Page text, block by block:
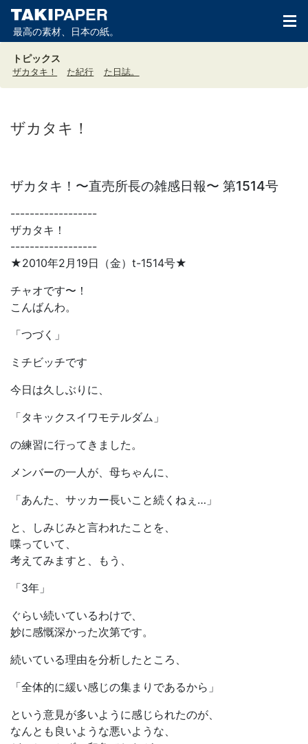
最高の素材、日本の紙。
トピックス
ザカタキ！ た紀行 た日誌。
ザカタキ！
ザカタキ！〜直売所長の雑感日報〜 第1514号
------------------
ザカタキ！
------------------
★2010年2月19日（金）t-1514号★
チャオです〜！
こんばんわ。
「つづく」
ミチビッチです
今日は久しぶりに、
「タキックスイワモテルダム」
の練習に行ってきました。
メンバーの一人が、母ちゃんに、
「あんた、サッカー長いこと続くねぇ…」
と、しみじみと言われたことを、
喋っていて、
考えてみますと、もう、
「3年」
ぐらい続いているわけで、
妙に感慨深かった次第です。
続いている理由を分析したところ、
「全体的に緩い感じの集まりであるから」
という意見が多いように感じられたのが、
なんとも良いような悪いような、